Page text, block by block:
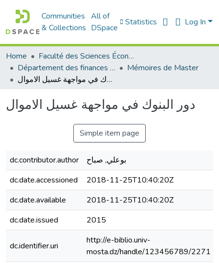
Communities
& Collections
All of
DSpace
Statistics Log In
Home
Faculté des Sciences Économiques Commerciales et des Sciences de Gestion
Département des finances et de comptabilité
Mémoires de Master
دور البنوك في مواجهة غسيل الاموال
دور البنوك في مواجهة غسيل الاموال
Simple item page
dc.contributor.author
بوعلي, صباح
dc.date.accessioned
2018-11-25T10:40:20Z
dc.date.available
2018-11-25T10:40:20Z
dc.date.issued
2015
dc.identifier.uri
http://e-biblio.univ-
mosta.dz/handle/123456789/2271